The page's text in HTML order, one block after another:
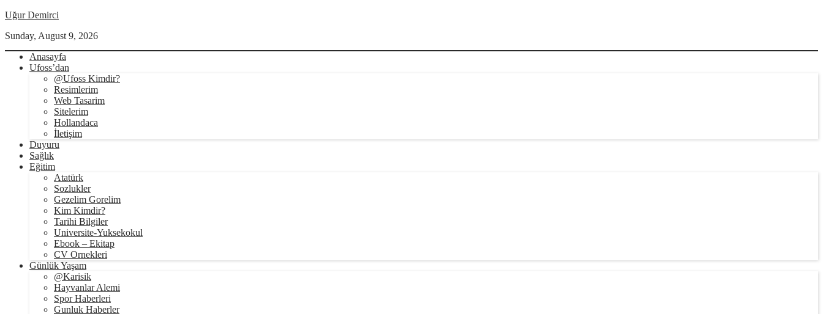
Uğur Demirci
Sunday, August 9, 2026
Anasayfa
Ufoss’dan
@Ufoss Kimdir?
Resimlerim
Web Tasarim
Sitelerim
Hollandaca
İletişim
Duyuru
Sağlık
Eğitim
Atatürk
Sozlukler
Gezelim Gorelim
Kim Kimdir?
Tarihi Bilgiler
Universite-Yuksekokul
Ebook – Ekitap
CV Ornekleri
Günlük Yaşam
@Karisik
Hayvanlar Alemi
Spor Haberleri
Gunluk Haberler